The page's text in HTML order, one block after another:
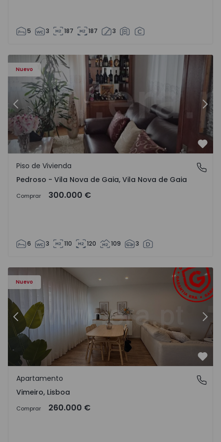
5 3 187 187 3
Nuevo
- 1575635 - 12
Piso de Vivienda T6 Vila Nova de Gaia, Pedroso e
Anterior
Pedroso - Vila Nova de Gaia, Vila Nova de Gaia
Piso de Vivienda
Pedroso - Vila Nova de Gaia, Vila Nova de Gaia
Comprar 300.000 €
6 3 110 120 109 3
Nuevo
Apartamento T1 Lourinhã, Vimeiro - 1575406 - 1
Anterior
Vimeiro, Lisboa
Apartamento
Vimeiro, Lisboa
Comprar 260.000 €